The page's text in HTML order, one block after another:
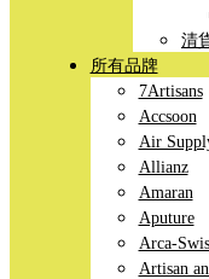
清
所有品牌
7Artisans
Accsoon
Air
Allianz
Amaran
Aputure
Arca-
Artisan